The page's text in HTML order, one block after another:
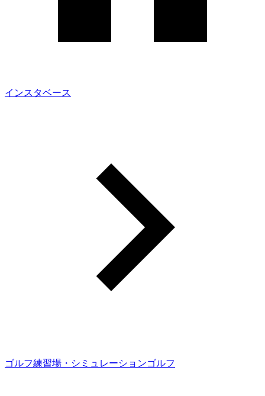
インスタベース
ゴルフ練習場・シミュレーションゴルフ